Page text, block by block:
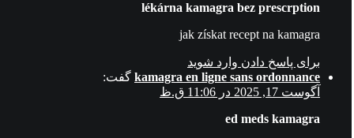
lékárna kamagra bez prescrption
jak získat recept na kamagra
برای پاسخ دادن وارد شوید
kamagra en ligne sans ordonnance گفت:
آگوست 17, 2025 در 11:06 ق.ظ
ed meds kamagra